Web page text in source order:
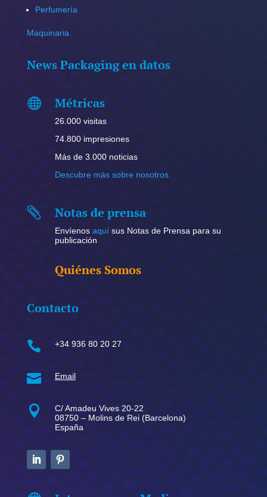
Perfumería
Maquinaria
News Packaging en datos
 Métricas
26.000 visitas
74.800 impresiones
Más de 3.000 noticias
Descubre más sobre nosotros
 Notas de prensa
Envíenos aquísus Notas de Prensa para su
publicación
Quiénes Somos
Contacto
 +34 936 80 20 27
 Email

C/ Amadeu Vives 20-22
08750 – Molins de Rei (Barcelona)
España